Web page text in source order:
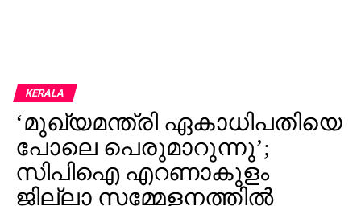
KERALA
‘മുഖ്യമന്ത്രി ഏകാധിപതിയെ
പോലെ പെരുമാറുന്നു’;
സിപിഐ എറണാകുളം
ജില്ലാ സമ്മേളനത്തില്‍